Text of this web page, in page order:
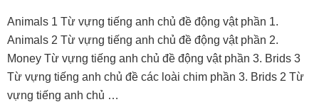
Animals 1 Từ vựng tiếng anh chủ đề động vật phần 1.
Animals 2 Từ vựng tiếng anh chủ đề động vật phần 2.
Money Từ vựng tiếng anh chủ đề động vật phần 3. Brids 3
Từ vựng tiếng anh chủ đề các loài chim phần 3. Brids 2 Từ
vựng tiếng anh chủ …